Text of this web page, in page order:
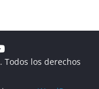
. Todos los derechos